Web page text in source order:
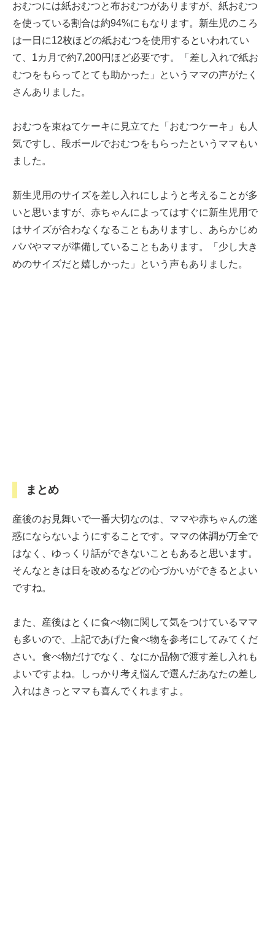
おむつには紙おむつと布おむつがありますが、紙おむつ
を使っている割合は約94%にもなります。新生児のころ
は一日に12枚ほどの紙おむつを使用するといわれてい
て、1カ月で約7,200円ほど必要です。「差し入れで紙お
むつをもらってとても助かった」というママの声がたく
さんありました。
おむつを束ねてケーキに見立てた「おむつケーキ」も人
気ですし、段ボールでおむつをもらったというママもい
ました。
新生児用のサイズを差し入れにしようと考えることが多
いと思いますが、赤ちゃんによってはすぐに新生児用で
はサイズが合わなくなることもありますし、あらかじめ
パパやママが準備していることもあります。「少し大き
めのサイズだと嬉しかった」という声もありました。
まとめ
産後のお見舞いで一番大切なのは、ママや赤ちゃんの迷
惑にならないようにすることです。ママの体調が万全で
はなく、ゆっくり話ができないこともあると思います。
そんなときは日を改めるなどの心づかいができるとよい
ですね。
また、産後はとくに食べ物に関して気をつけているママ
も多いので、上記であげた食べ物を参考にしてみてくだ
さい。食べ物だけでなく、なにか品物で渡す差し入れも
よいですよね。しっかり考え悩んで選んだあなたの差し
入れはきっとママも喜んでくれますよ。